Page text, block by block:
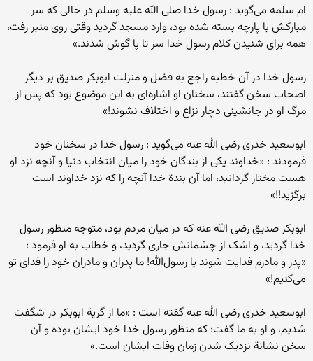
ام سلمه می‌گوید : رسول خدا صلی الله علیه وسلم در حالی که سر
مبارکش با پارچه بسته شده بود، وارد مسجد گردید وقتی روی منبر رفت،
همه برای شنیدن کلام رسول خدا سر تا پا گوش شدند.»
رسول خدا در آن خطبه راجع به فضل و منزلت ابوبکر صدیق بر دیگر
اصحاب سخن گفتند، سخنان او اشاره‌ای به این موضوع بود که پس از
مرگ او در جانشینی دچار نزاع و اختلاف نشوند!»
ابوسعید خدری رضی الله عنه می‌گوید : رسول خدا در سخنان خود
فرمودند : «خداوند یکی از بندگان خود را میان انتخاب دنیا و آنچه نزد او
هست مختار گردانید، اما آن بندة خدا آنچه را که نزد خداوند است
برگزید!!»
ابوبکر صدیق رضی الله عنه که در میان مردم بود، متوجه منظور رسول
خدا گردید، و اشک از چشمانش جاری گردید، و خطاب به او فرمود :
«پدر و مادرم فدایت شوند یا رسول‌الله! ما پدران و مادران خود را فدای تو
می‌کنیم!»
ابوسعید خدری رضی الله عنه گفته است : «ما از گریة ابوبکر در شگفت
شدیم، و او به ما گفت: که منظور رسول خدا خود ایشان بوده و آن
سخن نشانة نزدیک شدن زمان وفات ایشان است.»